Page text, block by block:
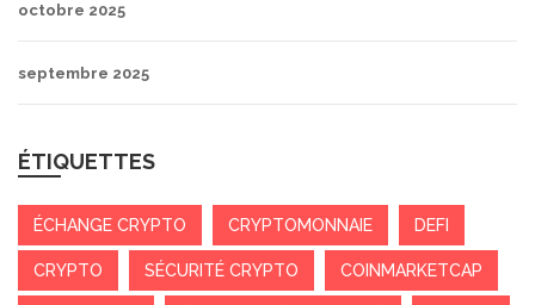
octobre 2025
septembre 2025
ÉTIQUETTES
ÉCHANGE CRYPTO CRYPTOMONNAIE DEFI
CRYPTO SÉCURITÉ CRYPTO COINMARKETCAP